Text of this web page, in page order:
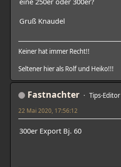
Gruß Knaudel
Keiner hat immer Recht!!
Seltener hier als Rolf und Heiko!!!
Fastnachter Tips-Editor
22 Mai 2020, 17:56:12
300er Export Bj. 60